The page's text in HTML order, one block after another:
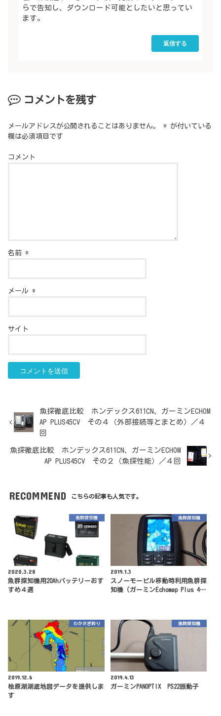
らで告知し、ダウンロード可能としたいと思ってい
ます。
返信する
コメントを残す
メールアドレスが公開されることはありません。 * が付いている
欄は必須項目です
コメント
名前*
メール*
サイト
魚探徹底比較 ホンデックス611CN、ガーミンECHOM
AP PLUS45CV その４（外部接続等とまとめ）／４
回
魚探徹底比較 ホンデックス611CN、ガーミンECHOM
AP PLUS45CV その２（魚探性能）／４回
RECOMMEND こちらの記事も人気です。
魚群探知機
2020.3.28
魚群探知機用20Ahバッテリーおす
すめ４選
魚群探知機
2019.1.3
スノーモービル移動時利用魚群探
知機（ガーミンEchomap Plus 4…
わかさぎ釣り
2019.12.6
桧原湖湖底地図データを提供しま
す
魚群探知機
2019.4.13
ガーミンPANOPTIX PS22振動子